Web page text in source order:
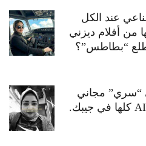
عند الكل
من أفلام ديزني
“بطاطس”؟
“سري” مجاني